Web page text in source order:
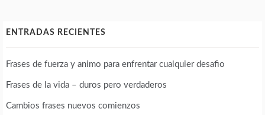
ENTRADAS RECIENTES
Frases de fuerza y animo para enfrentar cualquier desafio
Frases de la vida – duros pero verdaderos
Cambios frases nuevos comienzos